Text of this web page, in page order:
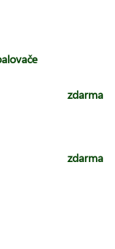
zdarma
zdarma